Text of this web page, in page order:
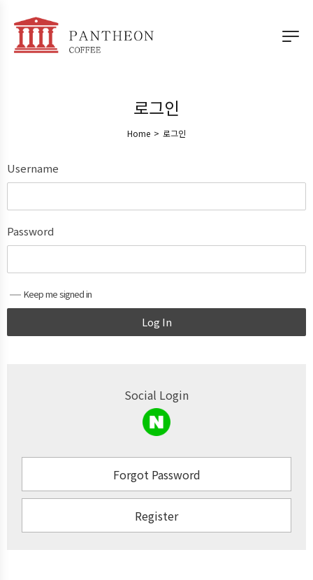
로그인
Home > 로그인
Username
Password
Keep me signed in
Log In
Social Login
Forgot Password
Register